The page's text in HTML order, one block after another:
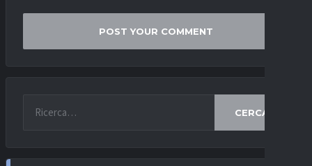
CERCA